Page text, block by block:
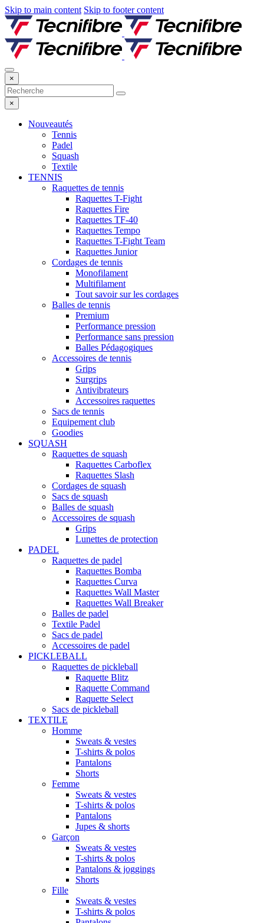
Skip to main content Skip to footer content
×
×
Nouveautés
Tennis
Padel
Squash
Textile
TENNIS
Raquettes de tennis
Raquettes T-Fight
Raquettes Fire
Raquettes TF-40
Raquettes Tempo
Raquettes T-Fight Team
Raquettes Junior
Cordages de tennis
Monofilament
Multifilament
Tout savoir sur les cordages
Balles de tennis
Premium
Performance pression
Performance sans pression
Balles Pédagogiques
Accessoires de tennis
Grips
Surgrips
Antivibrateurs
Accessoires raquettes
Sacs de tennis
Equipement club
Goodies
SQUASH
Raquettes de squash
Raquettes Carboflex
Raquettes Slash
Cordages de squash
Sacs de squash
Balles de squash
Accessoires de squash
Grips
Lunettes de protection
PADEL
Raquettes de padel
Raquettes Bomba
Raquettes Curva
Raquettes Wall Master
Raquettes Wall Breaker
Balles de padel
Textile Padel
Sacs de padel
Accessoires de padel
PICKLEBALL
Raquettes de pickleball
Raquette Blitz
Raquette Command
Raquette Select
Sacs de pickleball
TEXTILE
Homme
Sweats & vestes
T-shirts & polos
Pantalons
Shorts
Femme
Sweats & vestes
T-shirts & polos
Pantalons
Jupes & shorts
Garçon
Sweats & vestes
T-shirts & polos
Pantalons & joggings
Shorts
Fille
Sweats & vestes
T-shirts & polos